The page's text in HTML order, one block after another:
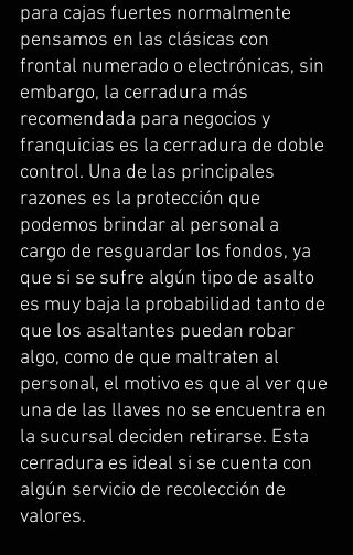
para cajas fuertes normalmente
pensamos en las clásicas con
frontal numerado o electrónicas, sin
embargo, la cerradura más
recomendada para negocios y
franquicias es la cerradura de doble
control. Una de las principales
razones es la protección que
podemos brindar al personal a
cargo de resguardar los fondos, ya
que si se sufre algún tipo de asalto
es muy baja la probabilidad tanto de
que los asaltantes puedan robar
algo, como de que maltraten al
personal, el motivo es que al ver que
una de las llaves no se encuentra en
la sucursal deciden retirarse. Esta
cerradura es ideal si se cuenta con
algún servicio de recolección de
valores.